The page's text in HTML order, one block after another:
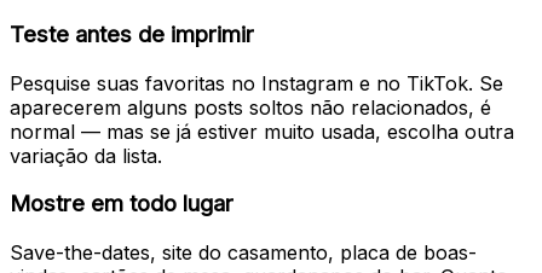
Teste antes de imprimir
Pesquise suas favoritas no Instagram e no TikTok. Se
aparecerem alguns posts soltos não relacionados, é
normal — mas se já estiver muito usada, escolha outra
variação da lista.
Mostre em todo lugar
Save-the-dates, site do casamento, placa de boas-